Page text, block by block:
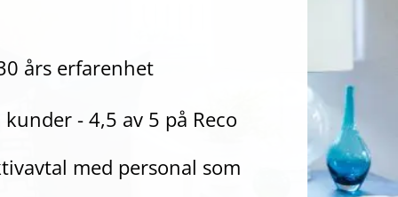
års erfarenhet
kunder - 4,5 av 5 på Reco
med personal som